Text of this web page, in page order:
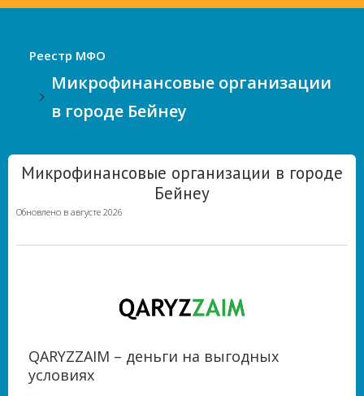
Реестр МФО
Микрофинансовые организации
в городе Бейнеу
Микрофинансовые организации в городе
Бейнеу
Обновлено в августе 2026
QARYZZAIM – деньги на выгодных
условиях